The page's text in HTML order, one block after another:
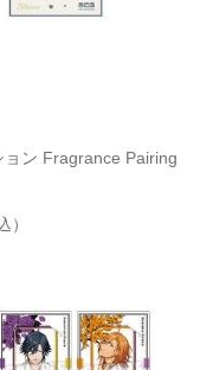
ョン Fragrance Pairing